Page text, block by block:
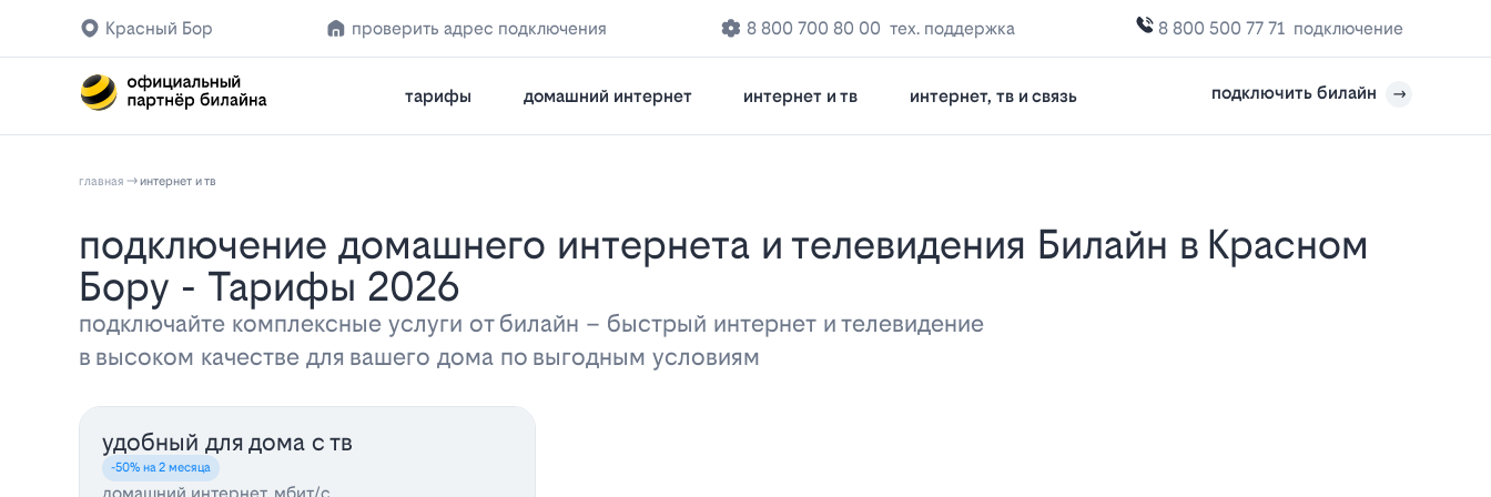
Красный Бор проверить адрес подключения 8 800 700 80 00 тех. поддержка 8 800 500 77 71 подключение
тарифы домашний интернет интернет и тв интернет, тв и связь подключить билайн
главная интернет и тв
Подключение домашнего интернета и телевидения Билайн в Красном
Бору - Тарифы 2026
подключайте комплексные услуги от билайн – быстрый интернет и телевидение
в высоком качестве для вашего дома по выгодным условиям
удобный для дома с тв
-50% на 2 месяца